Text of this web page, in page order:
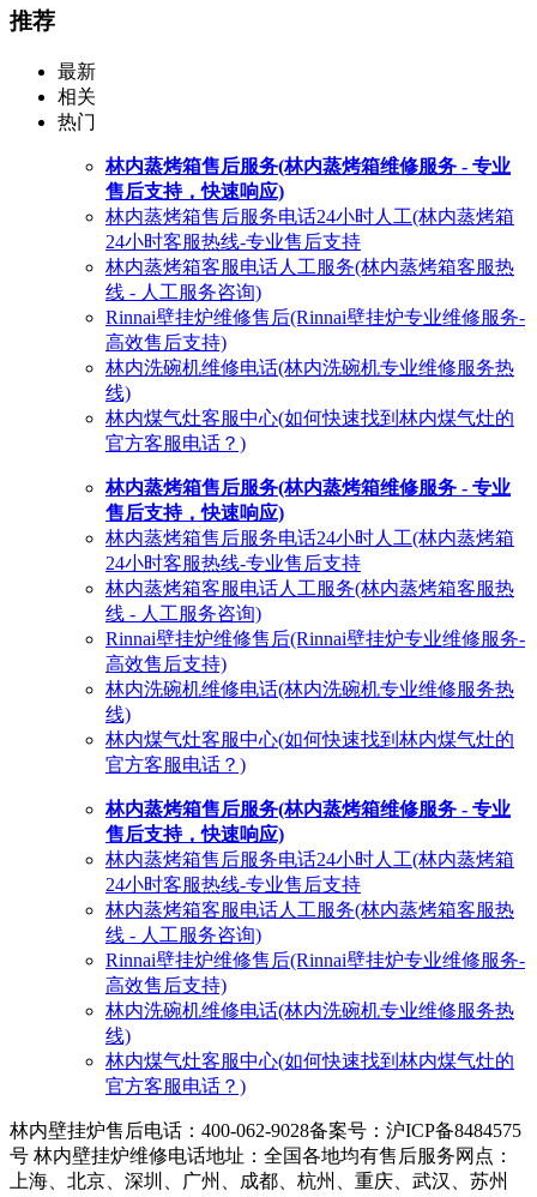
推荐
最新
相关
热门
林内蒸烤箱售后服务(林内蒸烤箱维修服务 - 专业
售后支持，快速响应)
林内蒸烤箱售后服务电话24小时人工(林内蒸烤箱
24小时客服热线-专业售后支持
林内蒸烤箱客服电话人工服务(林内蒸烤箱客服热
线 - 人工服务咨询)
Rinnai壁挂炉维修售后(Rinnai壁挂炉专业维修服务-
高效售后支持)
林内洗碗机维修电话(林内洗碗机专业维修服务热
线)
林内煤气灶客服中心(如何快速找到林内煤气灶的
官方客服电话？)
林内蒸烤箱售后服务(林内蒸烤箱维修服务 - 专业
售后支持，快速响应)
林内蒸烤箱售后服务电话24小时人工(林内蒸烤箱
24小时客服热线-专业售后支持
林内蒸烤箱客服电话人工服务(林内蒸烤箱客服热
线 - 人工服务咨询)
Rinnai壁挂炉维修售后(Rinnai壁挂炉专业维修服务-
高效售后支持)
林内洗碗机维修电话(林内洗碗机专业维修服务热
线)
林内煤气灶客服中心(如何快速找到林内煤气灶的
官方客服电话？)
林内蒸烤箱售后服务(林内蒸烤箱维修服务 - 专业
售后支持，快速响应)
林内蒸烤箱售后服务电话24小时人工(林内蒸烤箱
24小时客服热线-专业售后支持
林内蒸烤箱客服电话人工服务(林内蒸烤箱客服热
线 - 人工服务咨询)
Rinnai壁挂炉维修售后(Rinnai壁挂炉专业维修服务-
高效售后支持)
林内洗碗机维修电话(林内洗碗机专业维修服务热
线)
林内煤气灶客服中心(如何快速找到林内煤气灶的
官方客服电话？)
林内壁挂炉售后电话：400-062-9028备案号：沪ICP备8484575
号 林内壁挂炉维修电话地址：全国各地均有售后服务网点：
上海、北京、深圳、广州、成都、杭州、重庆、武汉、苏州